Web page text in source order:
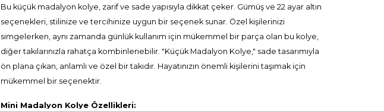
Bu küçük madalyon kolye, zarif ve sade yapısıyla dikkat çeker. Gümüş ve 22 ayar altın
seçenekleri, stilinize ve tercihinize uygun bir seçenek sunar. Özel kişilerinizi
simgelerken, aynı zamanda günlük kullanım için mükemmel bir parça olan bu kolye,
diğer takılarınızla rahatça kombinlenebilir. "Küçük Madalyon Kolye," sade tasarımıyla
ön plana çıkan, anlamlı ve özel bir takıdır. Hayatınızın önemli kişilerini taşımak için
mükemmel bir seçenektir.
Mini Madalyon Kolye Özellikleri: